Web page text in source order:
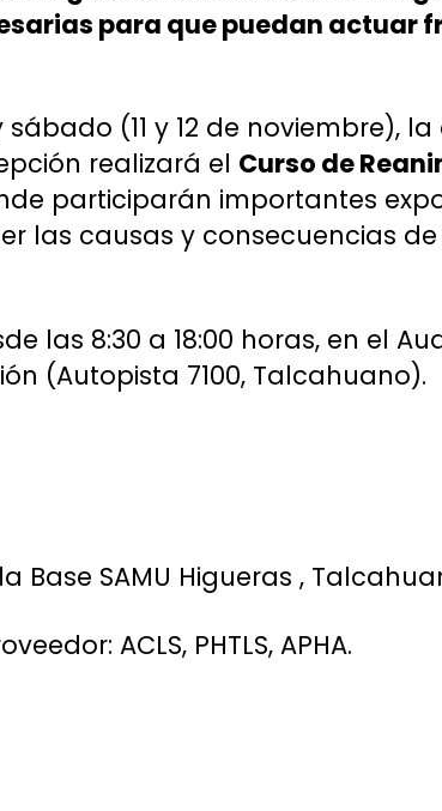
para que puedan actuar
(11 y 12 de noviembre),
realizará el Curso de
participarán importantes
las causas y consecuencias
las 8:30 a 18:00 horas, en el
(Autopista 7100, Talcahuano).
Base SAMU Higueras ,
ACLS, PHTLS, APHA.